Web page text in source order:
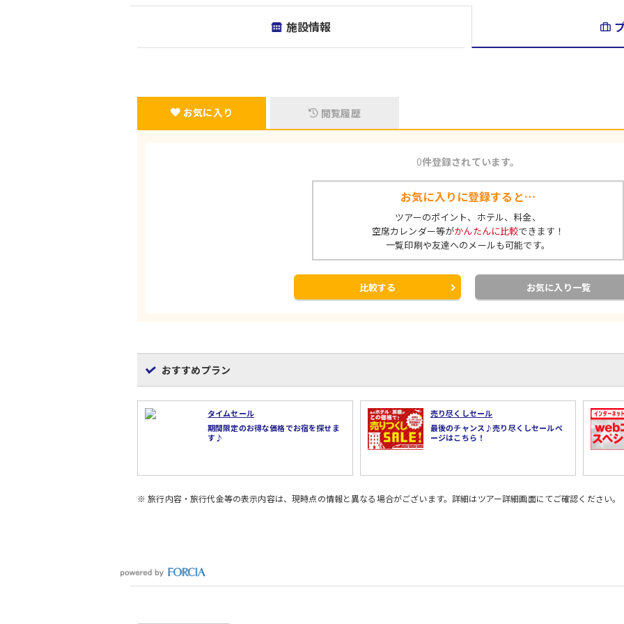
※お部屋タイプ「八座・七賀楽 -高層階川側和室10畳
施設情報
お気に入り 閲覧履歴
0件登録されています。
お気に入りに登録すると…
ツアーのポイント、ホテル、料金、
空席カレンダー等がかんたんに比較できます！
一覧印刷や友達へのメールも可能です。
比較する お気に入り一覧
おすすめプラン
タイムセール
期間限定のお得な価格でお宿を探せま
す♪
売り尽くしセール
最後のチャンス♪売り尽くしセールペ
ージはこちら！
※ 旅行内容・旅行代金等の表示内容は、現時点の情報と異なる場合がございます。詳細はツアー詳細画面にてご確認ください。